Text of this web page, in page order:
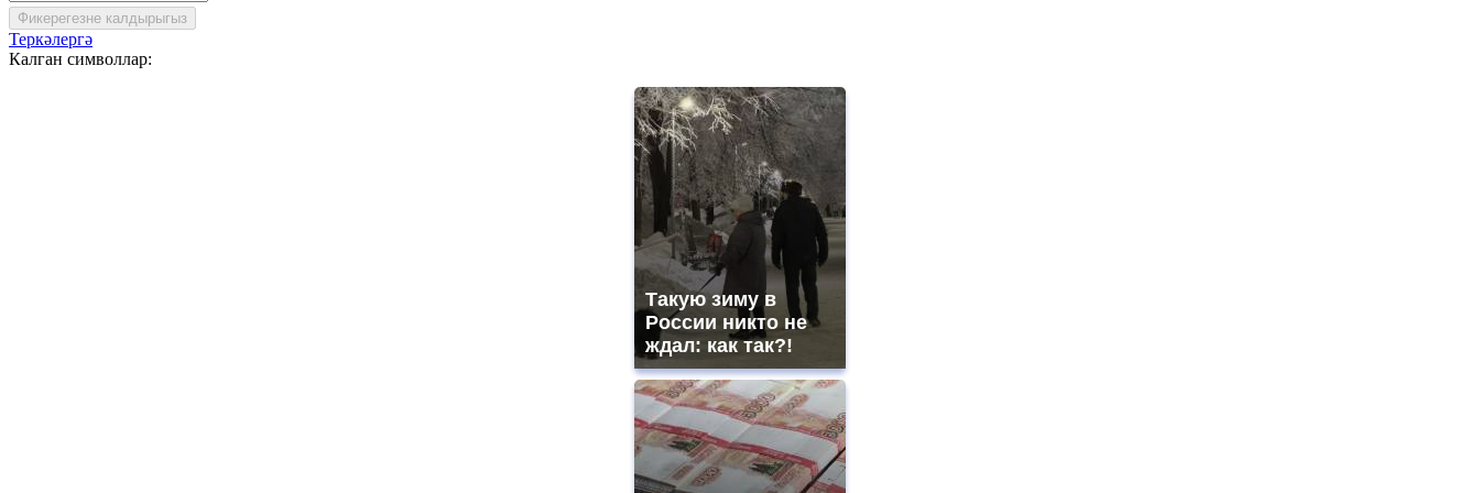
Фикерегезне калдырыгыз
Теркәлергә
Калган символлар:
Такую зиму в
России никто не
ждал: как так?!